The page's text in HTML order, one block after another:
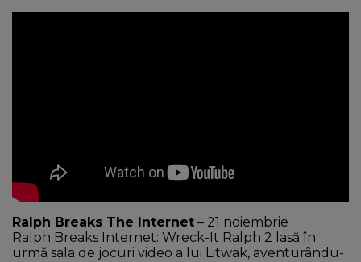
Ralph Breaks The Internet – 21 noiembrie
Ralph Breaks Internet: Wreck-It Ralph 2 lasă în
urmă sala de jocuri video a lui Litwak, aventurându-